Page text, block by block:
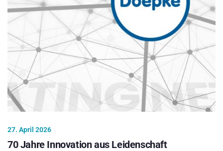
27. April 2026
70 Jahre Innovation aus Leidenschaft